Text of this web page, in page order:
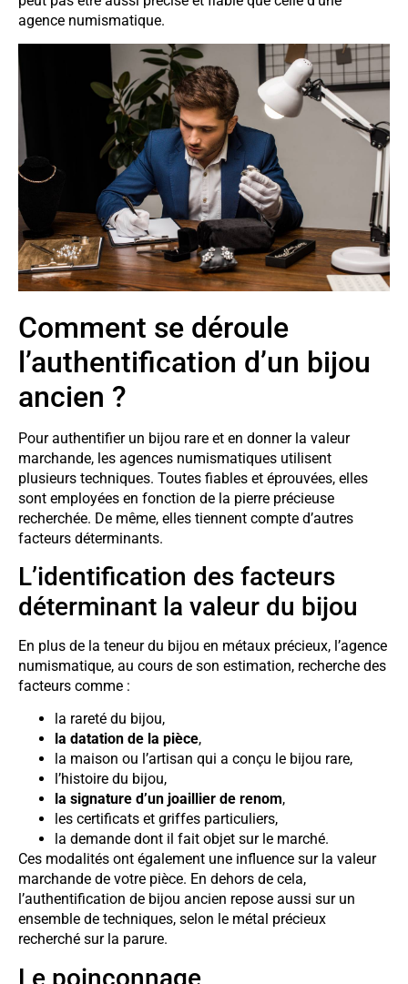
agence numismatique.
Comment se déroule
l’authentification d’un bijou
ancien ?
Pour authentifier un bijou rare et en donner la valeur
marchande, les agences numismatiques utilisent
plusieurs techniques. Toutes fiables et éprouvées, elles
sont employées en fonction de la pierre précieuse
recherchée. De même, elles tiennent compte d’autres
facteurs déterminants.
L’identification des facteurs
déterminant la valeur du bijou
En plus de la teneur du bijou en métaux précieux, l’agence
numismatique, au cours de son estimation, recherche des
facteurs comme :
la rareté du bijou,
la datation de la pièce,
la maison ou l’artisan qui a conçu le bijou rare,
l’histoire du bijou,
la signature d’un joaillier de renom,
les certificats et griffes particuliers,
la demande dont il fait objet sur le marché.
Ces modalités ont également une influence sur la valeur
marchande de votre pièce. En dehors de cela,
l’authentification de bijou ancien repose aussi sur un
ensemble de techniques, selon le métal précieux
recherché sur la parure.
Le poinçonnage